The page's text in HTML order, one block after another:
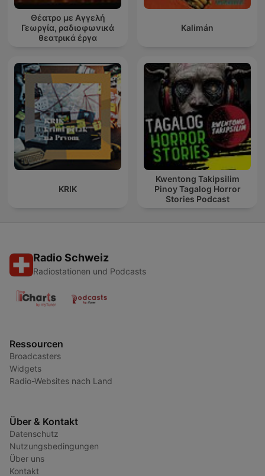
Θέατρο με Αγγελή
Γεωργία, ραδιοφωνικά
θεατρικά έργα
Kalimán
KRIK
Kwentong Takipsilim
Pinoy Tagalog Horror
Stories Podcast
Radio Schweiz
Radiostationen und Podcasts
Ressourcen
Broadcasters
Widgets
Radio-Websites nach Land
Über & Kontakt
Datenschutz
Nutzungsbedingungen
Über uns
Kontakt